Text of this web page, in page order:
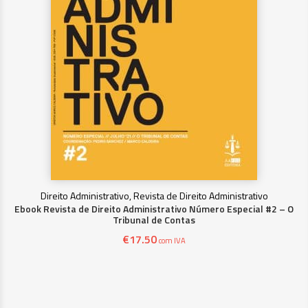
Direito Administrativo, Revista de Direito Administrativo
Ebook Revista de Direito Administrativo Número Especial #2 – O
Tribunal de Contas
€17.50com IVA